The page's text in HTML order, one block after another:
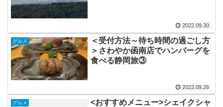
2022.09.30
グルメ
＜受付方法～待ち時間の過ごし方
＞さわやか函南店でハンバーグを
食べる静岡旅③
2022.09.26
グルメ
<おすすめメニュー>シェイクシャ